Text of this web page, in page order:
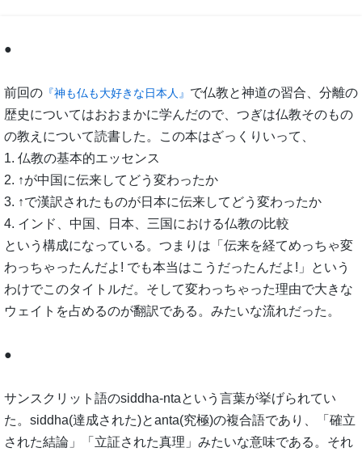
●
前回の 『神も仏も大好きな日本人』 で仏教と神道の習合、分離の
歴史についてはおおまかに学んだので、つぎは仏教そのもの
の教えについて読書した。この本はざっくりいって、
1. 仏教の基本的エッセンス
2. ↑が中国に伝来してどう変わったか
3. ↑で漢訳されたものが日本に伝来してどう変わったか
4. インド、中国、日本、三国における仏教の比較
という構成になっている。つまりは「伝来を経てめっちゃ変
わっちゃったんだよ! でも本当はこうだったんだよ!」という
わけでこのタイトルだ。そして変わっちゃった理由で大きな
ウェイトを占めるのが翻訳である。みたいな流れだった。
●
サンスクリット語のsiddha-ntaという言葉が挙げられてい
た。siddha(達成された)とanta(究極)の複合語であり、「確立
された結論」「立証された真理」みたいな意味である。それ